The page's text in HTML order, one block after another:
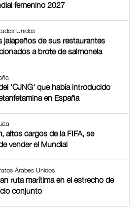
femenino 2027
Unidos
jalapeños de sus restaurantes
a brote de salmonela
'CJNG' que había introducido
en España
altos cargos de la FIFA, se
vender el Mundial
Árabes Unidos
ruta marítima en el estrecho de
conjunto